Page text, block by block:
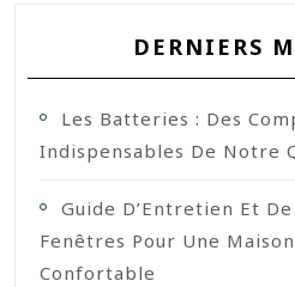
DERNIERS
Les Batteries : Des
Indispensables De Notre
Guide D’Entretien Et
Fenêtres Pour Une
Confortable